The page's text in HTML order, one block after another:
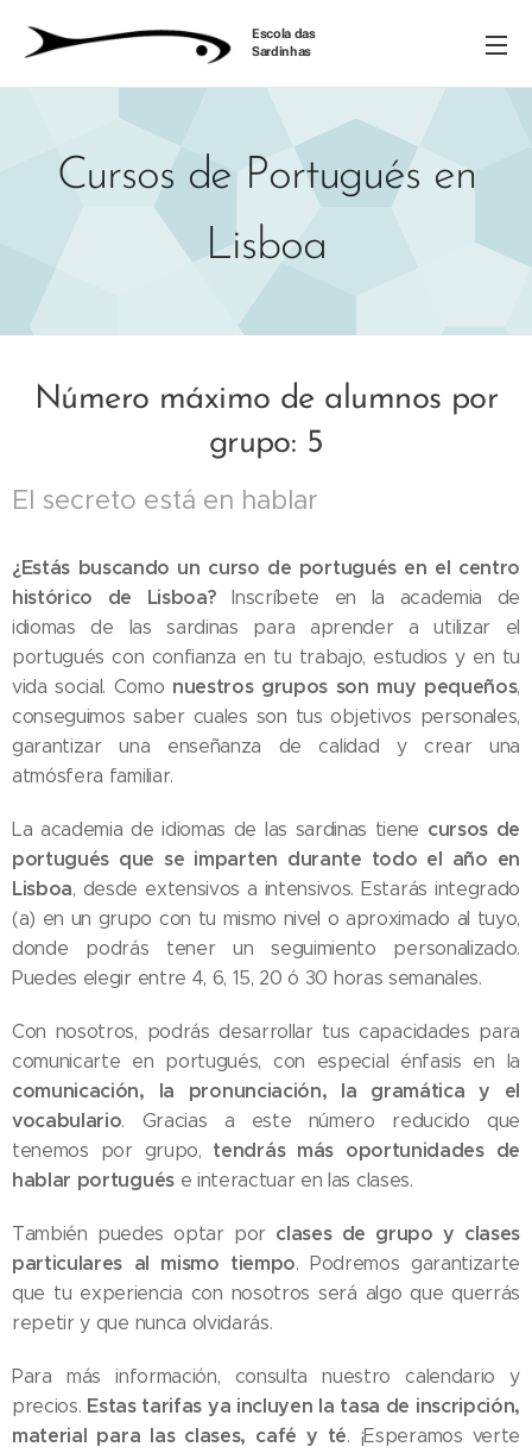
Escola das
Sardinhas
Cursos de Portugués en
Lisboa
Número máximo de alumnos por
grupo: 5
El secreto está en hablar
¿Estás buscando un curso de portugués en el centro
histórico de Lisboa? Inscríbete en la academia de
idiomas de las sardinas para aprender a utilizar el
portugués con confianza en tu trabajo, estudios y en tu
vida social. Como nuestros grupos son muy pequeños,
conseguimos saber cuales son tus objetivos personales,
garantizar una enseñanza de calidad y crear una
atmósfera familiar.
La academia de idiomas de las sardinas tiene cursos de
portugués que se imparten durante todo el año en
Lisboa, desde extensivos a intensivos. Estarás integrado
(a) en un grupo con tu mismo nivel o aproximado al tuyo,
donde podrás tener un seguimiento personalizado.
Puedes elegir entre 4, 6, 15, 20 ó 30 horas semanales.
Con nosotros, podrás desarrollar tus capacidades para
comunicarte en portugués, con especial énfasis en la
comunicación, la pronunciación, la gramática y el
vocabulario. Gracias a este número reducido que
tenemos por grupo, tendrás más oportunidades de
hablar portugués e interactuar en las clases.
También puedes optar por clases de grupo y clases
particulares al mismo tiempo. Podremos garantizarte
que tu experiencia con nosotros será algo que querrás
repetir y que nunca olvidarás.
Para más información, consulta nuestro calendario y
precios. Estas tarifas ya incluyen la tasa de inscripción,
material para las clases, café y té. ¡Esperamos verte